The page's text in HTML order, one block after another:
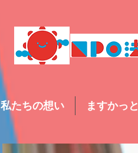
私たちの想い ますかっと